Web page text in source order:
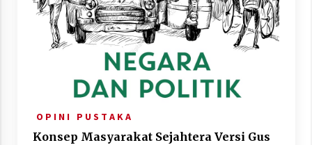
O P I N I P U S T A K A
Konsep Masyarakat Sejahtera Versi Gus